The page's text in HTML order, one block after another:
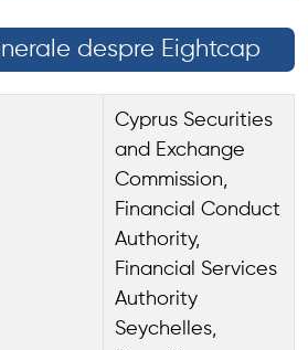
despre Eightcap
Cyprus Securities
and Exchange
Commission,
Financial Conduct
Authority,
Financial Services
Authority
Seychelles,